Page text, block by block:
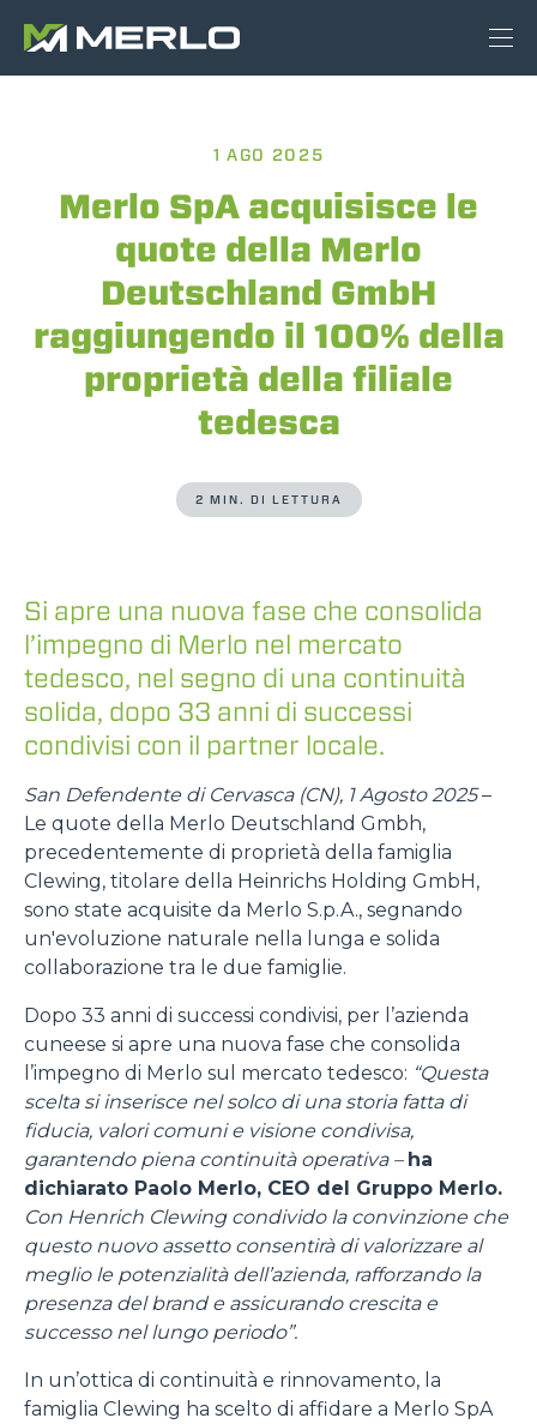
1 AGO 2025
Merlo SpA acquisisce le
quote della Merlo
Deutschland GmbH
raggiungendo il 100% della
proprietà della filiale
tedesca
2 MIN. DI LETTURA
Si apre una nuova fase che consolida
l’impegno di Merlo nel mercato
tedesco, nel segno di una continuità
solida, dopo 33 anni di successi
condivisi con il partner locale.
San Defendente di Cervasca (CN), 1 Agosto 2025–
Le quote della Merlo Deutschland Gmbh,
precedentemente di proprietà della famiglia
Clewing, titolare della Heinrichs Holding GmbH,
sono state acquisite da Merlo S.p.A., segnando
un'evoluzione naturale nella lunga e solida
collaborazione tra le due famiglie.
Dopo 33 anni di successi condivisi, per l’azienda
cuneese si apre una nuova fase che consolida
l’impegno di Merlo sul mercato tedesco: “Questa
scelta si inserisce nel solco di una storia fatta di
fiducia, valori comuni e visione condivisa,
garantendo piena continuità operativa – ha
dichiarato Paolo Merlo, CEO del Gruppo Merlo.
Con Henrich Clewing condivido la convinzione che
questo nuovo assetto consentirà di valorizzare al
meglio le potenzialità dell’azienda, rafforzando la
presenza del brand e assicurando crescita e
successo nel lungo periodo”.
In un’ottica di continuità e rinnovamento, la
famiglia Clewing ha scelto di affidare a Merlo SpA